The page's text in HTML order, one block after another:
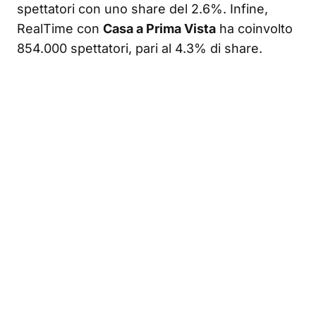
spettatori con uno share del 2.6%. Infine,
RealTime con Casa a Prima Vista ha coinvolto
854.000 spettatori, pari al 4.3% di share.